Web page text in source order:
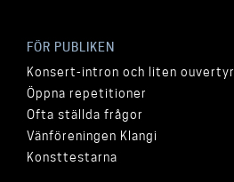
FÖR PUBLIKEN
Konsert-intron och liten ouvertyr
Öppna repetitioner
Ofta ställda frågor
Vänföreningen Klangi
Konsttestarna